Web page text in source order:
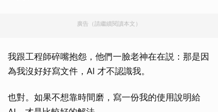
廣告（請繼續閱讀本文）
我跟工程師碎嘴抱怨，他們一臉老神在在説：那是因
為我沒好好寫文件，AI 才不認識我。
也對。如果不想靠時間磨，寫一份我的使用說明給